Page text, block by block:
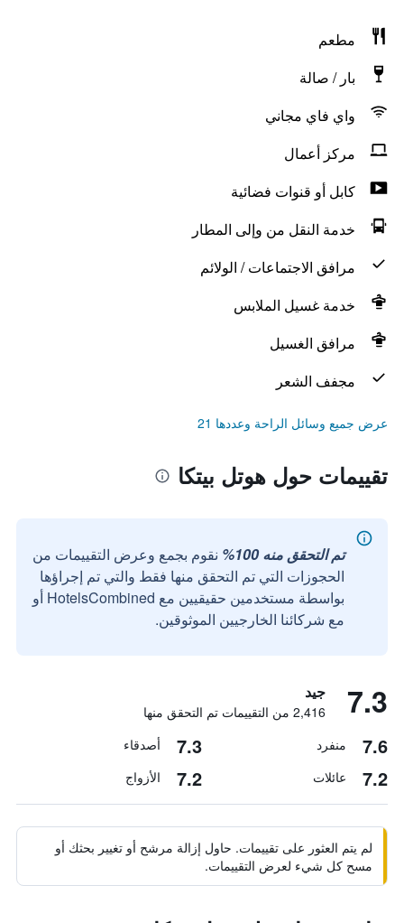
مطعم
بار / صالة
واي فاي مجاني
مركز أعمال
كابل أو قنوات فضائية
خدمة النقل من وإلى المطار
مرافق الاجتماعات / الولائم
خدمة غسيل الملابس
مرافق الغسيل
مجفف الشعر
عرض جميع وسائل الراحة وعددها 21
تقييمات حول هوتل بيتكا
تم التحقق منه 100%
نقوم بجمع وعرض التقييمات من
الحجوزات التي تم التحقق منها فقط والتي تم إجراؤها
بواسطة مستخدمين حقيقيين مع HotelsCombined أو
مع شركائنا الخارجيين الموثوقين.
7.3 جيد
2,416 من التقييمات تم التحقق منها
7.6 منفرد 7.3 أصدقاء
7.2 عائلات 7.2 الأزواج
لم يتم العثور على تقييمات. حاول إزالة مرشح أو تغيير بحثك أو
مسح كل شيء لعرض التقييمات.